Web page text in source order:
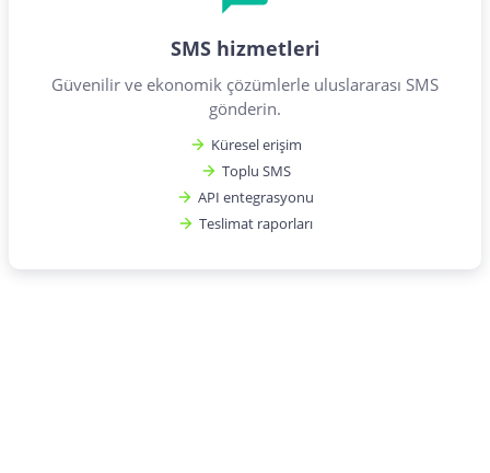
SMS hizmetleri
Güvenilir ve ekonomik çözümlerle uluslararası SMS
gönderin.
Küresel erişim
Toplu SMS
API entegrasyonu
Teslimat raporları